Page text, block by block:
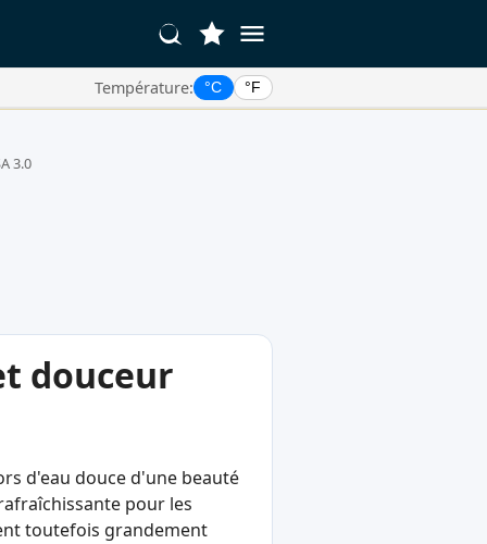
Température: °C °F
3.0
douceur
d'eau douce d'une beauté
pour les
toutefois grandement